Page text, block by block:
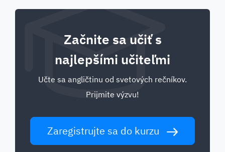
Začnite sa učiť s
najlepšími učiteľmi
Učte sa angličtinu od svetových rečníkov.
Prijmite výzvu!
Zaregistrujte sa do kurzu